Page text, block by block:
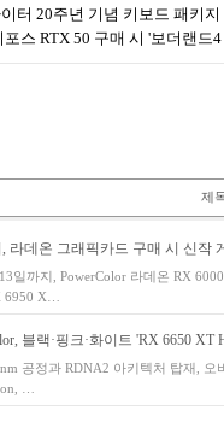
터 20주년 기념 키보드 패키지
스 RTX 50 구매 시 '보더랜드
제
라데온 그래픽카드 구매 시 신작
일까지, PowerColor 라데온 RX
6950 X…
블랙·핑크·화이트 'RX 6650 XT
공정과 RDNA2 아키텍처 탑재,
…